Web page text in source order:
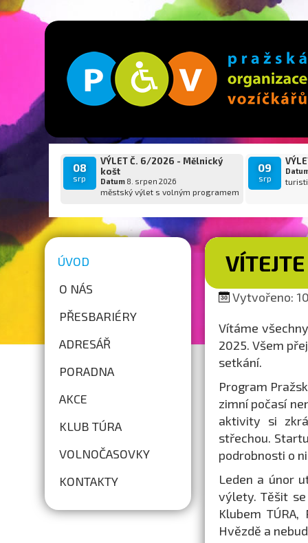
08
srp
VÝLET Č. 6/2026 - Mělnický
košt
Datum8. srpen 2026
městský výlet s volným programem
09
srp
ÚVOD
O NÁS
PŘESBARIÉRY
ADRESÁŘ
PORADNA
AKCE
KLUB TÚRA
VOLNOČASOVKY
KONTAKTY
Vytvořeno:
Vítáme
2025. Všem
setkání.
Program
zimní počasí
aktivity si
střechou.
podrobnosti o
Leden a únor
výlety. Těšit se
Klubem
Hvězdě a